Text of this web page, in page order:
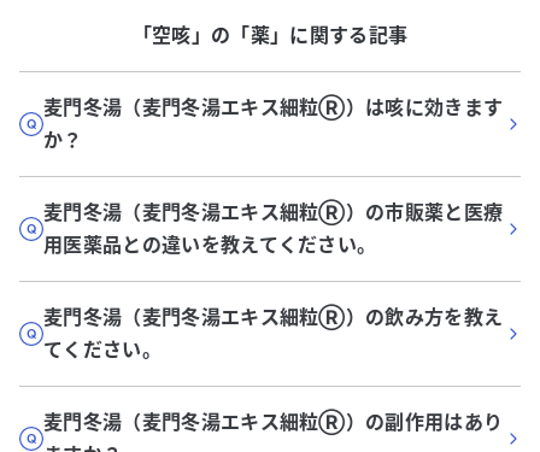
「空咳」 の「薬」に関する記事
麦門冬湯（麦門冬湯エキス細粒Ⓡ️）は咳に効きます
か？
麦門冬湯（麦門冬湯エキス細粒Ⓡ️）の市販薬と医療
用医薬品との違いを教えてください。
麦門冬湯（麦門冬湯エキス細粒Ⓡ️）の飲み方を教え
てください。
麦門冬湯（麦門冬湯エキス細粒Ⓡ️）の副作用はあり